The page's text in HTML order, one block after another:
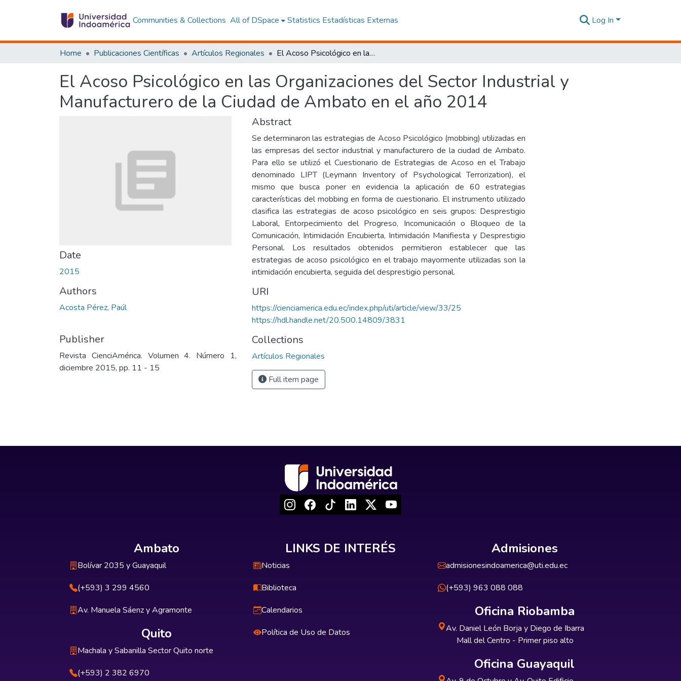
Communities & Collections All of DSpace Statistics Estadísticas Externas Log In
Home Publicaciones Científicas Artículos Regionales El Acoso Psicológico en las Organizaciones del Sector Industrial y Manufacturero de la Ciudad de Ambato en el año 2014
El Acoso Psicológico en las Organizaciones del Sector Industrial y
Manufacturero de la Ciudad de Ambato en el año 2014
Date
2015
Authors
Acosta Pérez, Paúl
Publisher
Revista CienciAmérica. Volumen 4. Número 1,
diciembre 2015, pp. 11 - 15
Abstract
Se determinaron las estrategias de Acoso Psicológico (mobbing) utilizadas en
las empresas del sector industrial y manufacturero de la ciudad de Ambato.
Para ello se utilizó el Cuestionario de Estrategias de Acoso en el Trabajo
denominado LIPT (Leymann Inventory of Psychological Terrorization), el
mismo que busca poner en evidencia la aplicación de 60 estrategias
características del mobbing en forma de cuestionario. El instrumento utilizado
clasifica las estrategias de acoso psicológico en seis grupos: Desprestigio
Laboral, Entorpecimiento del Progreso, Incomunicación o Bloqueo de la
Comunicación, Intimidación Encubierta, Intimidación Manifiesta y Desprestigio
Personal. Los resultados obtenidos permitieron establecer que las
estrategias de acoso psicológico en el trabajo mayormente utilizadas son la
intimidación encubierta, seguida del desprestigio personal.
URI
https://cienciamerica.edu.ec/index.php/uti/article/view/33/25
https://hdl.handle.net/20.500.14809/3831
Collections
Artículos Regionales
Full item page
Ambato
Bolívar 2035 y Guayaquil
(+593) 3 299 4560
Av. Manuela Sáenz y Agramonte
Quito
Machala y Sabanilla Sector Quito norte
(+593) 2 382 6970
LINKS DE INTERÉS
Noticias
Biblioteca
Calendarios
Política de Uso de Datos
Admisiones
admisionesindoamerica@uti.edu.ec
(+593) 963 088 088
Oficina Riobamba
Av. Daniel León Borja y Diego de Ibarra
Mall del Centro - Primer piso alto
Oficina Guayaquil